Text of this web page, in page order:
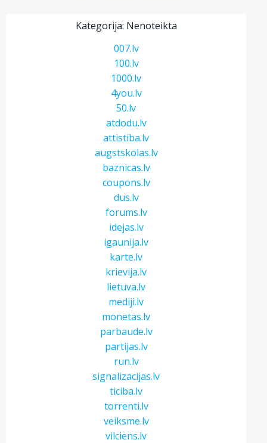
Kategorija: Nenoteikta
007.lv
100.lv
1000.lv
4you.lv
50.lv
atdodu.lv
attistiba.lv
augstskolas.lv
baznicas.lv
coupons.lv
dus.lv
forums.lv
idejas.lv
igaunija.lv
karte.lv
krievija.lv
lietuva.lv
mediji.lv
monetas.lv
parbaude.lv
partijas.lv
run.lv
signalizacijas.lv
ticiba.lv
torrenti.lv
veiksme.lv
vilciens.lv